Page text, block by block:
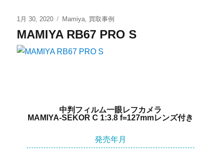
1月 30, 2020 Mamiya, 買取事例
MAMIYA RB67 PRO S
中判フィルム一眼レフカメラ
MAMIYA-SEKOR C 1:3.8 f=127mmレンズ付き
発売年月